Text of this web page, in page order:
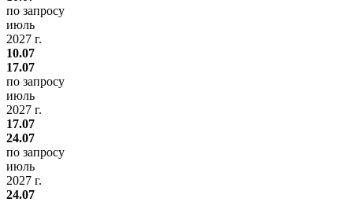
по запросу
июль
2027 г.
10.07
17.07
по запросу
июль
2027 г.
17.07
24.07
по запросу
июль
2027 г.
24.07